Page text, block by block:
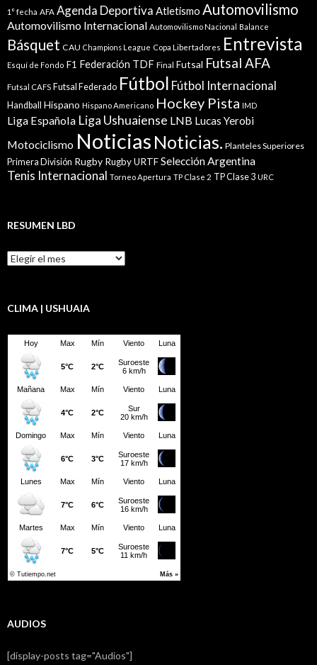
1° fecha AFA Agenda Deportiva Atletismo Automovilismo
Automovilismo Internacional Automovilismo Nacional Balance
Básquet CAU Champions League Copa Libertadores Entrevista
Esquí de Fondo F1 Federación TDF Final Futsal Futsal AFA
Futsal CAFS Futsal Federado Fútbol Fútbol Internacional
Handball Hispano Hispano Americano Hockey Pista IMD
Liga Española Liga Ushuaiense LNB Lucas Yerobi
Motociclismo Noticias Noticias. Planteles Superiores
Primera División Rugby Rugby URTFSelección Argentina
Tenis Internacional Torneo Apertura TP Clase 2 TP Clase 3 URC
RESUMEN LBD
Resumen
LBD
CLIMA | USHUAIA
AUDIOS
[display-posts tag="Audios"]